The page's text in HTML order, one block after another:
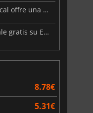
L'ultima Titanium Collection di Fanatical offre una varietà di giochi Steam
Un Deck builder un'avventura musicale gratis su EGS
8.78€
5.31€